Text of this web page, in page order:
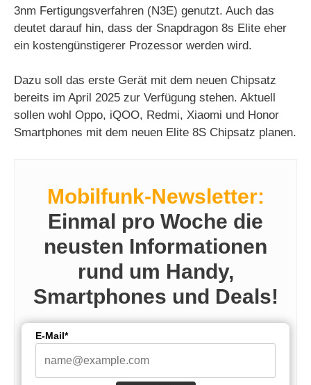
o
3nm Fertigungsverfahren (N3E) genutzt. Auch das
deutet darauf hin, dass der Snapdragon 8s Elite eher
ein kostengünstigerer Prozessor werden wird.
Dazu soll das erste Gerät mit dem neuen Chipsatz
bereits im April 2025 zur Verfügung stehen. Aktuell
sollen wohl Oppo, iQOO, Redmi, Xiaomi und Honor
Smartphones mit dem neuen Elite 8S Chipsatz planen.
Mobilfunk-Newsletter:
Einmal pro Woche die
neusten Informationen
rund um Handy,
Smartphones und Deals!
E-Mail*